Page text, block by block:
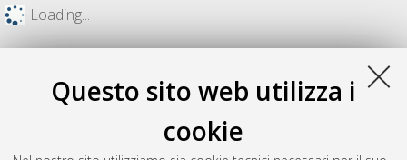
Questo sito web utilizza i
cookie
Loading...